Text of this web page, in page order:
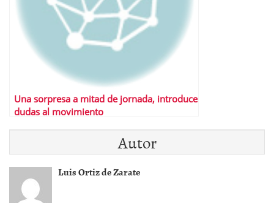
Una sorpresa a mitad de jornada, introduce
dudas al movimiento
Autor
Luis Ortiz de Zarate